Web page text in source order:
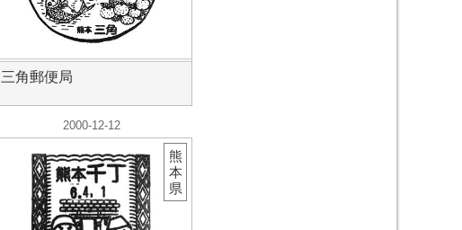
三角郵便局
2000-12-12
熊
本
県